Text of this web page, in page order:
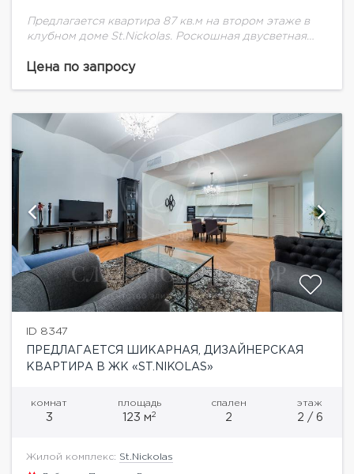
Предлагается квартира 87 кв.м на втором этаже в
клубном доме St.Nickolas. Роскошная двусветная
центральной угловой части дома и...
Цена по запросу
ID 8347
ПРЕДЛАГАЕТСЯ ШИКАРНАЯ, ДИЗАЙНЕРСКАЯ
КВАРТИРА В ЖК «ST.NIKOLAS»
комнат
3
площадь
123 м2
спален
2
этаж
2 / 6
Жилой комплекс: St.Nickolas